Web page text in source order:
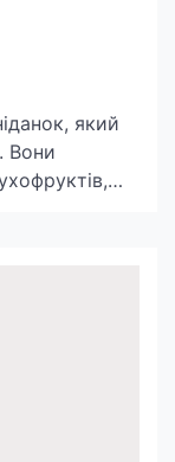
який
Вони